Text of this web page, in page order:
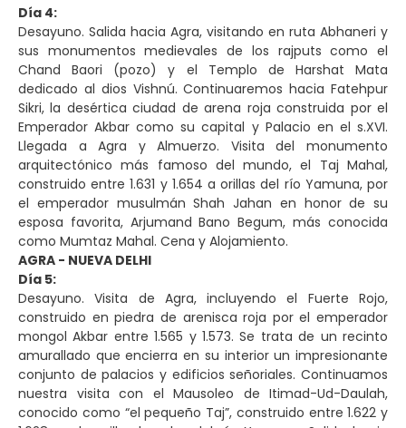
Día 4:
Desayuno. Salida hacia Agra, visitando en ruta Abhaneri y
sus monumentos medievales de los rajputs como el
Chand Baori (pozo) y el Templo de Harshat Mata
dedicado al dios Vishnú. Continuaremos hacia Fatehpur
Sikri, la desértica ciudad de arena roja construida por el
Emperador Akbar como su capital y Palacio en el s.XVI.
Llegada a Agra y Almuerzo. Visita del monumento
arquitectónico más famoso del mundo, el Taj Mahal,
construido entre 1.631 y 1.654 a orillas del río Yamuna, por
el emperador musulmán Shah Jahan en honor de su
esposa favorita, Arjumand Bano Begum, más conocida
como Mumtaz Mahal. Cena y Alojamiento.
AGRA - NUEVA DELHI
Día 5:
Desayuno. Visita de Agra, incluyendo el Fuerte Rojo,
construido en piedra de arenisca roja por el emperador
mongol Akbar entre 1.565 y 1.573. Se trata de un recinto
amurallado que encierra en su interior un impresionante
conjunto de palacios y edificios señoriales. Continuamos
nuestra visita con el Mausoleo de Itimad-Ud-Daulah,
conocido como “el pequeño Taj”, construido entre 1.622 y